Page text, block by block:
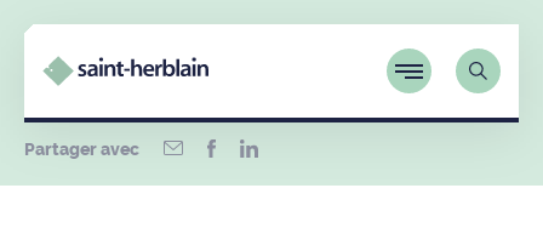
Partager avec